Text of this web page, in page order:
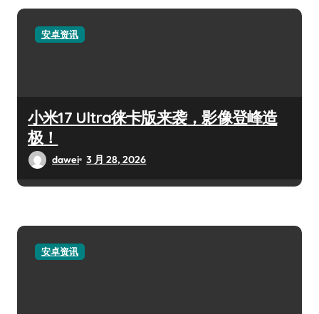
安卓资讯
小米17 Ultra徕卡版来袭，影像登峰造
极！
dawei 3 月 28, 2026
安卓资讯